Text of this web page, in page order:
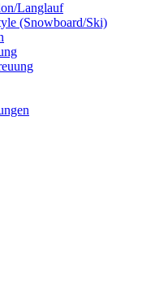
Langlauf
(Snowboard/Ski)